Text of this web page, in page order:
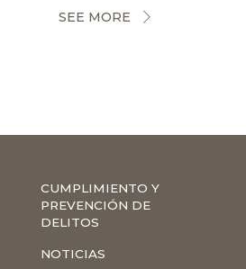
SEE MORE
CUMPLIMIENTO Y
PREVENCIÓN DE
DELITOS
NOTICIAS